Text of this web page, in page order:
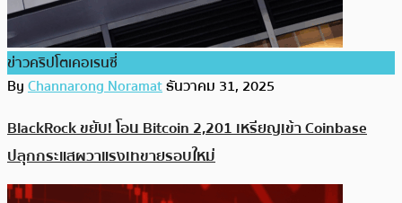
ข่าวคริปโตเคอเรนซี่
ByChannarong Noramatธันวาคม 31, 2025
BlackRock ขยับ! โอน Bitcoin 2,201 เหรียญเข้า Coinbase
ปลุกกระแสผวาแรงเทขายรอบใหม่